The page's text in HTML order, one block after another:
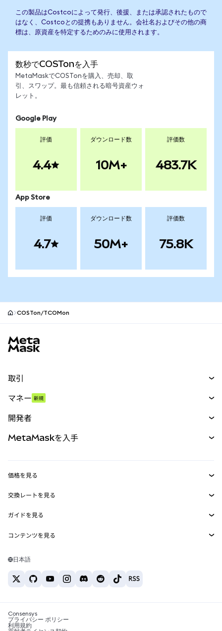
この製品はCostcoによって発行、後援、または承認されたもので
はなく、Costcoとの提携もありません。会社名およびその他の商
標は、原資産を特定するためのみに使用されます。
数秒でCOSTonを入手
MetaMaskでCOSTonを購入、売却、取
引、スワップ。最も信頼される暗号資産ウォ
レット。
Google Play
評価
4.4
ダウンロード数
10M+
評価数
483.7K
App Store
評価
4.7
ダウンロード数
50M+
評価数
75.8K
COSTon/TCOMon
取引
パーペチュアル
RWA
マネー 新規
開発者
MetaMask Connect
Snaps
Web3サービス
MetaMaskを入手
セキュリティ
サポート
キャリア
お問い合わせ
価格を見る
イーサリアムの価格
Solanaの価格
Tetherの価格
交換レートを見る
ETH→USD
USDT→INR
BTC→INR
ETH→USDT
ガイドを見る
ETHの購入
USDTの購入
SHIBの購入
BNBの購入
コンテンツを見る
Solanaウォレット
税制関連ニュース
日本語
Consensys
プライバシー ポリシー
利用規約